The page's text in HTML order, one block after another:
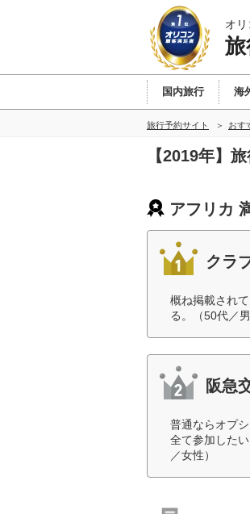
オ
国内旅行 海
旅行予約サイト おす
【2019年】
アフリカ
クラ
概ね掲載され
る。（50代／男
阪急
普通ならオプ
全て参加した
／女性）